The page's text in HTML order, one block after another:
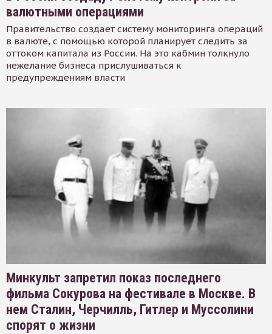
валютными операциями
Правительство создает систему мониторинга операций
в валюте, с помощью которой планирует следить за
оттоком капитала из России. На это кабмин толкнуло
нежелание бизнеса прислушиваться к
предупреждениям власти
Минкульт запретил показ последнего
фильма Сокурова на фестивале в Москве. В
нем Сталин, Черчилль, Гитлер и Муссолини
спорят о жизни